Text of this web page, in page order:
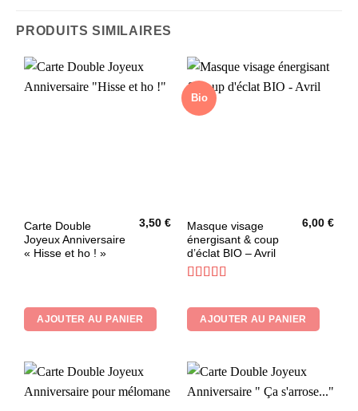
PRODUITS SIMILAIRES
Carte Double
Joyeux Anniversaire
« Hisse et ho ! »
3,50€
AJOUTER AU PANIER
Bio
Masque visage
énergisant & coup
d’éclat BIO – Avril
6,00€
AJOUTER AU PANIER